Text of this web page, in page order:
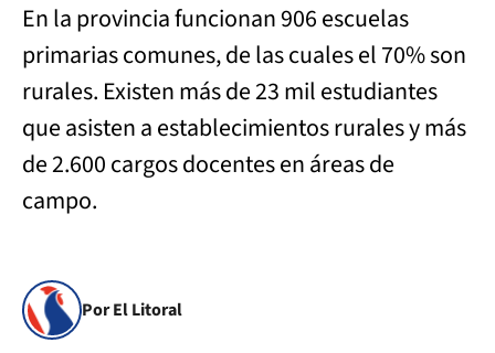
En la provincia funcionan 906 escuelas
primarias comunes, de las cuales el 70% son
rurales. Existen más de 23 mil estudiantes
que asisten a establecimientos rurales y más
de 2.600 cargos docentes en áreas de
campo.
Por El Litoral